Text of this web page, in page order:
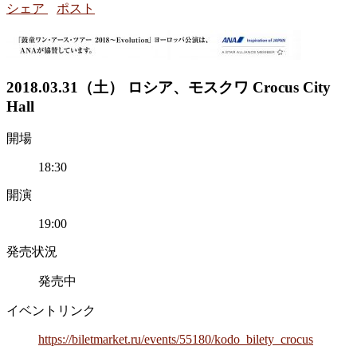
シェア ポスト
2018.03.31（土） ロシア、モスクワ Crocus City
Hall
開場
18:30
開演
19:00
発売状況
発売中
イベントリンク
https://biletmarket.ru/events/55180/kodo_bilety_crocus